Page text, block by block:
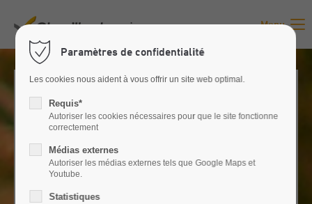
Menu
LES CHARGEURS TÉLESCOPIQUES
Paramètres de confidentialité
Les cookies nous aident à vous offrir un site web optimal.
Requis*
Autoriser les cookies nécessaires pour que le site fonctionne
correctement
Médias externes
Autoriser les médias externes tels que Google Maps et
Youtube.
Statistiques